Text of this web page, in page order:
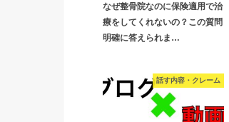
なぜ整骨院なのに保険適用で治
療をしてくれないの？この質問
明確に答えられま…
話す内容・クレーム